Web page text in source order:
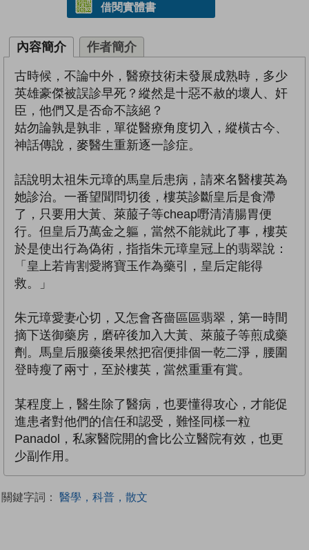
借閱實體書
內容簡介 作者簡介
古時候，不論中外，醫療技術未發展成熟時，多少
英雄豪傑被誤診早死？縱然是十惡不赦的壞人、奸
臣，他們又是否命不該絕？
姑勿論孰是孰非，單從醫療角度切入，縱橫古今、
神話傳說，麥醫生重新逐一診症。
話說明太祖朱元璋的馬皇后患病，請來名醫樓英為
她診治。一番望聞問切後，樓英診斷皇后是食滯
了，只要用大黃、萊菔子等cheap嘢清清腸胃便
行。但皇后乃萬金之軀，當然不能就此了事，樓英
於是使出行為偽術，指指朱元璋皇冠上的翡翠說：
「皇上若肯割愛將寶玉作為藥引，皇后定能得
救。」
朱元璋愛妻心切，又怎會吝嗇區區翡翠，第一時間
摘下送御藥房，磨碎後加入大黃、萊菔子等煎成藥
劑。馬皇后服藥後果然把宿便排個一乾二淨，腰圍
登時瘦了兩寸，至於樓英，當然重重有賞。
某程度上，醫生除了醫病，也要懂得攻心，才能促
進患者對他們的信任和認受，難怪同樣一粒
Panadol，私家醫院開的會比公立醫院有效，也更
少副作用。
關鍵字詞： 醫學，科普，散文